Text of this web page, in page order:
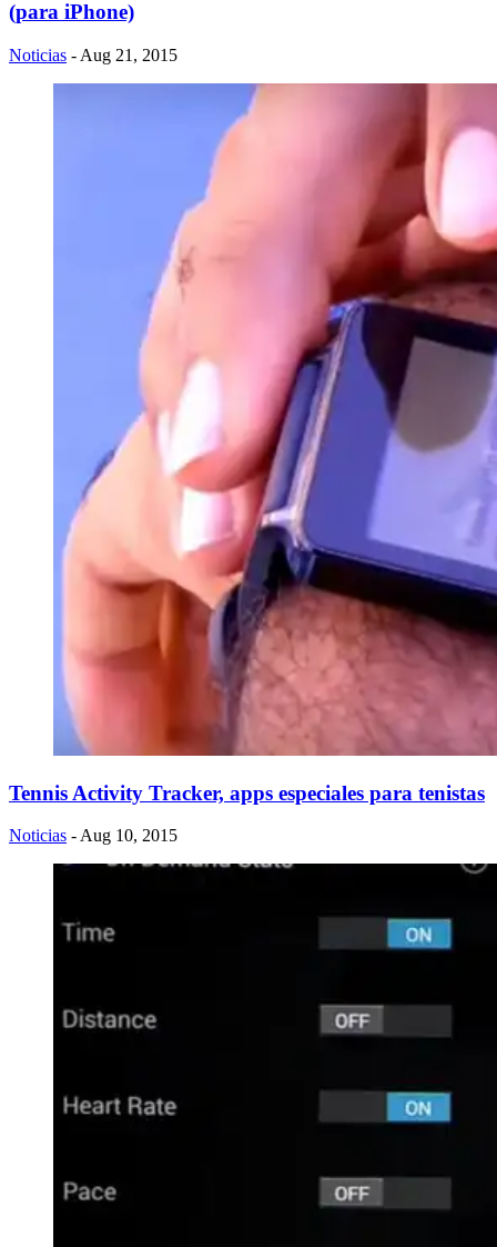
(para iPhone)
Noticias - Aug 21, 2015
​Tennis Activity Tracker, apps especiales para tenistas
Noticias - Aug 10, 2015